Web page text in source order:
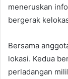
meneruskan
bergerak
Bersama
lokasi. Kedua
perladangan